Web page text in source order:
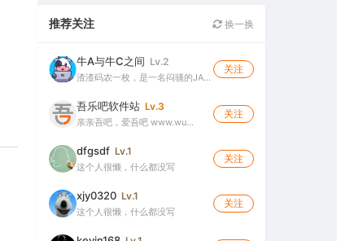
推荐关注 换一换
牛A与牛C之间 Lv.2
渣渣码农一枚，是一名闷骚的JA…
关注
吾乐吧软件站 Lv.3
亲亲吾吧，爱吾吧 www.wu…
关注
dfgsdf Lv.1
这个人很懒，什么都没写
关注
xjy0320 Lv.1
这个人很懒，什么都没写
关注